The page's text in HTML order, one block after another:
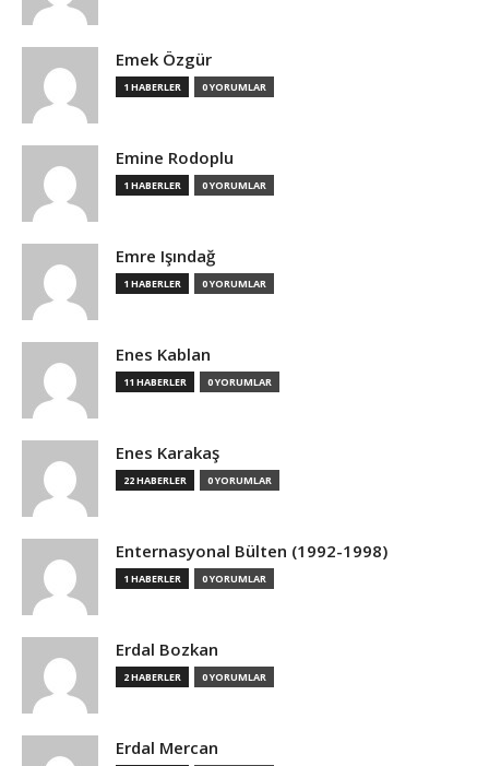
Emek Özgür
1 HABERLER 0 YORUMLAR
Emine Rodoplu
1 HABERLER 0 YORUMLAR
Emre Işındağ
1 HABERLER 0 YORUMLAR
Enes Kablan
11 HABERLER 0 YORUMLAR
Enes Karakaş
22 HABERLER 0 YORUMLAR
Enternasyonal Bülten (1992-1998)
1 HABERLER 0 YORUMLAR
Erdal Bozkan
2 HABERLER 0 YORUMLAR
Erdal Mercan